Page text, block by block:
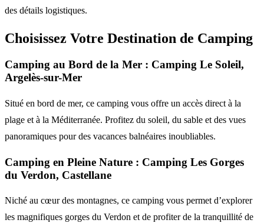
des détails logistiques.
Choisissez Votre Destination de Camping
Camping au Bord de la Mer : Camping Le Soleil,
Argelès-sur-Mer
Situé en bord de mer, ce camping vous offre un accès direct à la
plage et à la Méditerranée. Profitez du soleil, du sable et des vues
panoramiques pour des vacances balnéaires inoubliables.
Camping en Pleine Nature : Camping Les Gorges
du Verdon, Castellane
Niché au cœur des montagnes, ce camping vous permet d’explorer
les magnifiques gorges du Verdon et de profiter de la tranquillité de